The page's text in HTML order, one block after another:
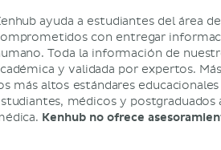
ayuda a estudiantes del área
con entregar
Toda la información de
y validada por expertos.
más altos estándares
médicos y
Kenhub no ofrece